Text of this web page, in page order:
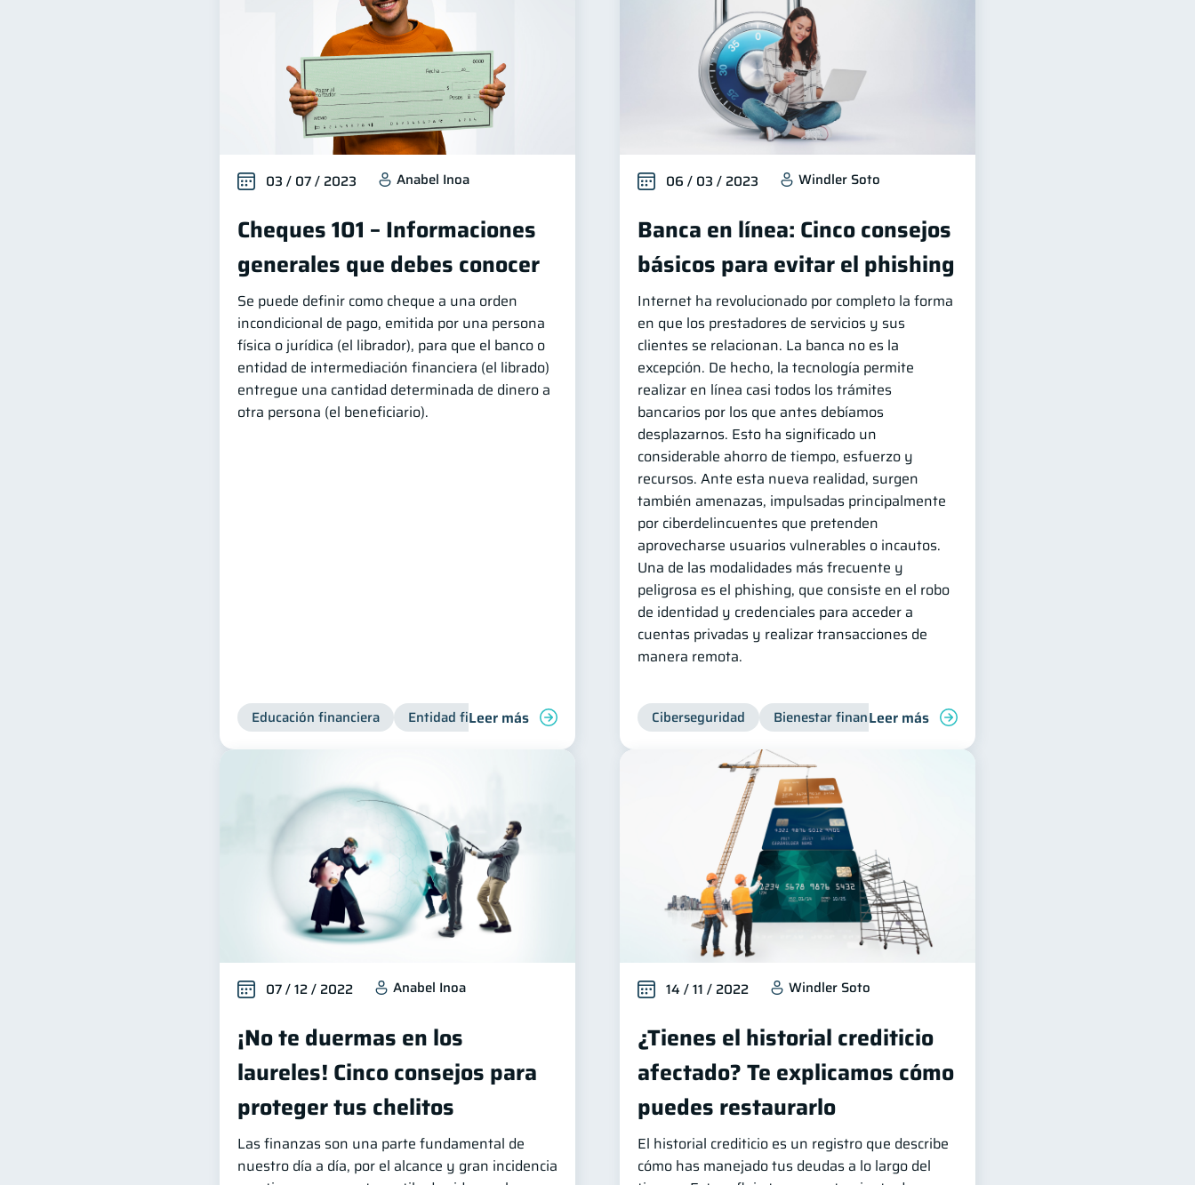
03 / 07 / 2023 Anabel Inoa
Cheques 101 – Informaciones
generales que debes conocer
Se puede definir como cheque a una orden
incondicional de pago, emitida por una persona
física o jurídica (el librador), para que el banco o
entidad de intermediación financiera (el librado)
entregue una cantidad determinada de dinero a
otra persona (el beneficiario).
Educación financiera Entidad financiera Finanzas personales Bienestar financiero
Leer más
06 / 03 / 2023 Windler Soto
Banca en línea: Cinco consejos
básicos para evitar el phishing
Internet ha revolucionado por completo la forma
en que los prestadores de servicios y sus
clientes se relacionan. La banca no es la
excepción. De hecho, la tecnología permite
realizar en línea casi todos los trámites
bancarios por los que antes debíamos
desplazarnos. Esto ha significado un
considerable ahorro de tiempo, esfuerzo y
recursos. Ante esta nueva realidad, surgen
también amenazas, impulsadas principalmente
por ciberdelincuentes que pretenden
aprovecharse usuarios vulnerables o incautos.
Una de las modalidades más frecuente y
peligrosa es el phishing, que consiste en el robo
de identidad y credenciales para acceder a
cuentas privadas y realizar transacciones de
manera remota.
Ciberseguridad Bienestar financieroLeer más
07 / 12 / 2022 Anabel Inoa
¡No te duermas en los
laureles! Cinco consejos para
proteger tus chelitos
Las finanzas son una parte fundamental de
nuestro día a día, por el alcance y gran incidencia
14 / 11 / 2022 Windler Soto
¿Tienes el historial crediticio
afectado? Te explicamos cómo
puedes restaurarlo
El historial crediticio es un registro que describe
cómo has manejado tus deudas a lo largo del